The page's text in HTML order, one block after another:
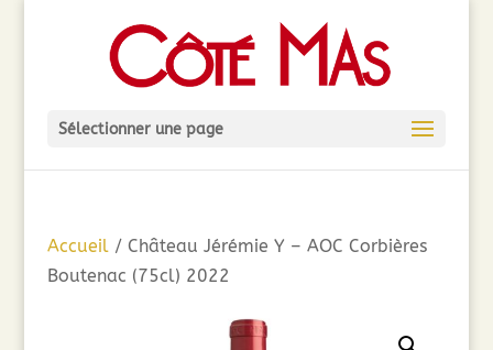
Sélectionner une page
Accueil/ Château Jérémie Y – AOC Corbières
Boutenac (75cl) 2022